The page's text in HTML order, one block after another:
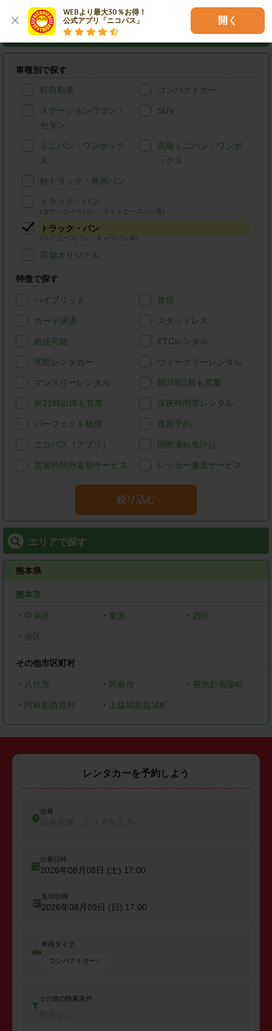
WEBより最大30％お得！
公式アプリ「ニコパス」
開く
熊本県のニコニコレンタカーを条件検索
車種別で探す
軽自動車 コンパクトカー
ステーションワゴン・
セダン
SUV
ミニバン・ワンボック
ス
高級ミニバン・ワンボ
ックス
軽トラック・商用バン
トラック・バン
(タウンエースバン、ライトエースバン等)
トラック・バン
(ハイエースバン・キャラバン等)
店舗オリジナル
特徴で探す
ハイブリッド 禁煙
カード決済 スタッドレス
給油可能 ETCレンタル
宅配レンタカー ウィークリーレンタル
マンスリーレンタル 朝7時以前も営業
夜21時以降も営業 深夜時間帯レンタル
パーフェクト補償 直前予約
ニコパス（アプリ） 国際運転免許証
営業時間外返却サービス レッカー搬送サービス
絞り込む
エリアで探す
熊本県
熊本市
・ 中央区 ・ 東区 ・ 西区
・ 南区
その他市区町村
・ 八代市 ・ 阿蘇市 ・ 菊池郡菊陽町
・ 阿蘇郡西原村 ・ 上益城郡益城町
レンタカーを予約しよう
出発
出発日時
2026年08月08日 (土) 17:00
返却日時
2026年08月09日 (日) 17:00
車両タイプ
コンパクトカー
その他の検索条件